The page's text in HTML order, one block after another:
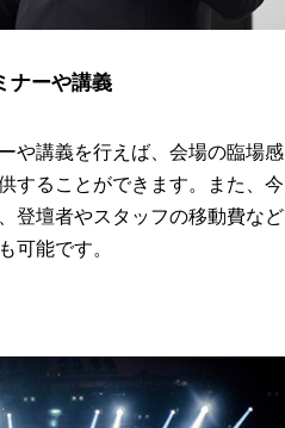
ナーや講義
や講義を行えば、会場の臨場感
することができます。また、今
登壇者やスタッフの移動費など
可能です。